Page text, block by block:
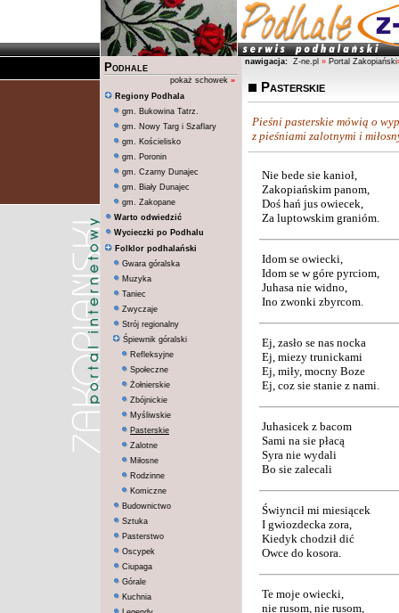
Podhale
pokaż schowek »
Regiony Podhala
gm. Bukowina Tatrz.
gm. Nowy Targ i Szaflary
gm. Kościelisko
gm. Poronin
gm. Czarny Dunajec
gm. Biały Dunajec
gm. Zakopane
Warto odwiedzić
Wycieczki po Podhalu
Folklor podhalański
Gwara góralska
Muzyka
Taniec
Zwyczaje
Strój regionalny
Śpiewnik góralski
Refleksyjne
Społeczne
Żołnierskie
Zbójnickie
Myśliwskie
Pasterskie
Zalotne
Miłosne
Rodzinne
Komiczne
Budownictwo
Sztuka
Pasterstwo
Oscypek
Ciupaga
Górale
Kuchnia
nawigacja: Z-ne.pl » Portal Zakopiański
Pasterskie
Pieśni pasterskie mówią o
z pieśniami zalotnymi i
Nie bede sie kanioł,
Zakopiańskim panom,
Doś hań jus owiecek,
Za luptowskim granióm.
Idom se owiecki,
Idom se w góre pyrciom,
Juhasa nie widno,
Ino zwonki zbyrcom.
Ej, zasło se nas nocka
Ej, miezy trunickami
Ej, miły, mocny Boze
Ej, coz sie stanie z nami.
Juhasicek z bacom
Sami na sie płacą
Syra nie wydali
Bo sie zalecali
Świyncił mi miesiącek
I gwiozdecka zora,
Kiedyk chodził dić
Owce do kosora.
Te moje owiecki,
nie rusom, nie rusom,